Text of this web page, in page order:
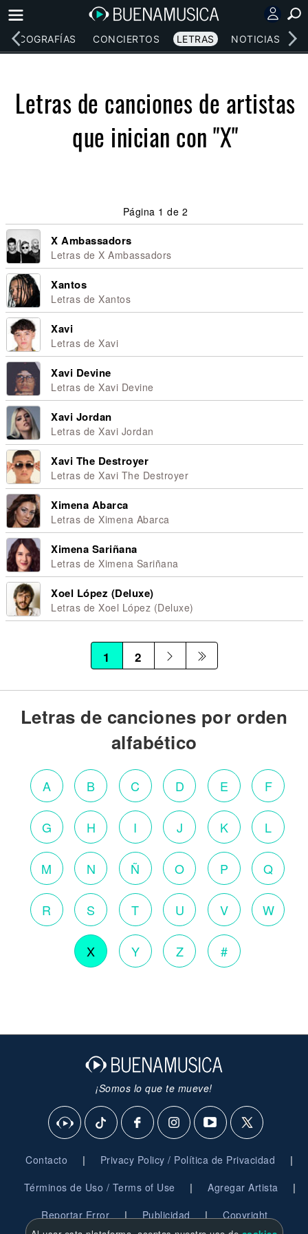
DISCOGRAFÍAS CONCIERTOS LETRAS NOTICIAS
Letras de canciones de artistas
que inician con "X"
Página 1 de 2
X Ambassadors
Letras de X Ambassadors
Xantos
Letras de Xantos
Xavi
Letras de Xavi
Xavi Devine
Letras de Xavi Devine
Xavi Jordan
Letras de Xavi Jordan
Xavi The Destroyer
Letras de Xavi The Destroyer
Ximena Abarca
Letras de Ximena Abarca
Ximena Sariñana
Letras de Ximena Sariñana
Xoel López (Deluxe)
Letras de Xoel López (Deluxe)
1 2
Letras de canciones por orden
alfabético
A B C D E F
G H I J K L
M N Ñ O P Q
R S T U V W
X Y Z #
¡Somos lo que te mueve!
Contacto | Privacy Policy / Política de Privacidad |
Términos de Uso / Terms of Use | Agregar Artista |
Reportar Error | Publicidad | Copyright